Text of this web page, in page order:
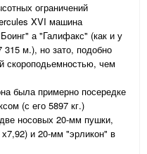
ограничений
XVI машина
а "Галифакс" (как и у
м.), но зато, подобно
скороподьемностью, чем
была примерно посередке
(с его 5897 кг.)
носовых 20-мм пушки,
и 20-мм "эрликон" в